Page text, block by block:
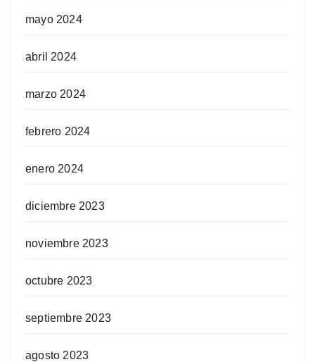
mayo 2024
abril 2024
marzo 2024
febrero 2024
enero 2024
diciembre 2023
noviembre 2023
octubre 2023
septiembre 2023
agosto 2023